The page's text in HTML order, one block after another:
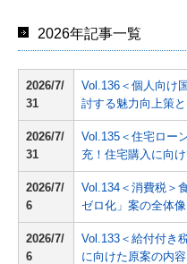
2026年記事一覧
2026/7/
31
Vol.136＜個人向け
討する魅力向上策
2026/7/
31
Vol.135＜住宅ロー
充！住宅購入に向
2026/7/
6
Vol.134＜消費税＞
ゼロ化」案の全体像
2026/7/
6
Vol.133＜給付付き
に向けた原案の内容